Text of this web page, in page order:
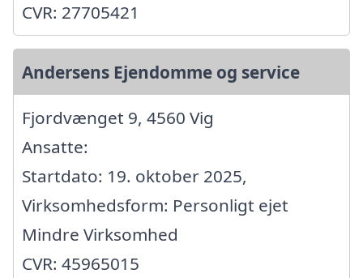
CVR: 27705421
Andersens Ejendomme og service
Fjordvænget 9, 4560 Vig
Ansatte:
Startdato: 19. oktober 2025,
Virksomhedsform: Personligt ejet
Mindre Virksomhed
CVR: 45965015